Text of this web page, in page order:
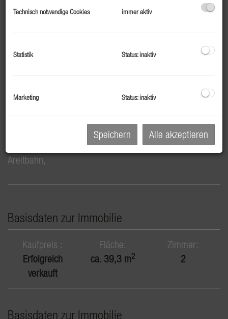
Lage
Schüttdorf, Weidenweg, Bushaltestelle, Einkaufszentrum,
Areitbahn,
Basisdaten zur Immobilie
Kaufpreis
Erfolgreich
verkauft
Fläche
ca. 39,3 m2
Zimmer
2
Basisdaten zur Immobilie
Technisch notwendige Cookies immer aktiv
Statistik Status: inaktiv
Marketing Status: inaktiv
Speichern Alle akzeptieren